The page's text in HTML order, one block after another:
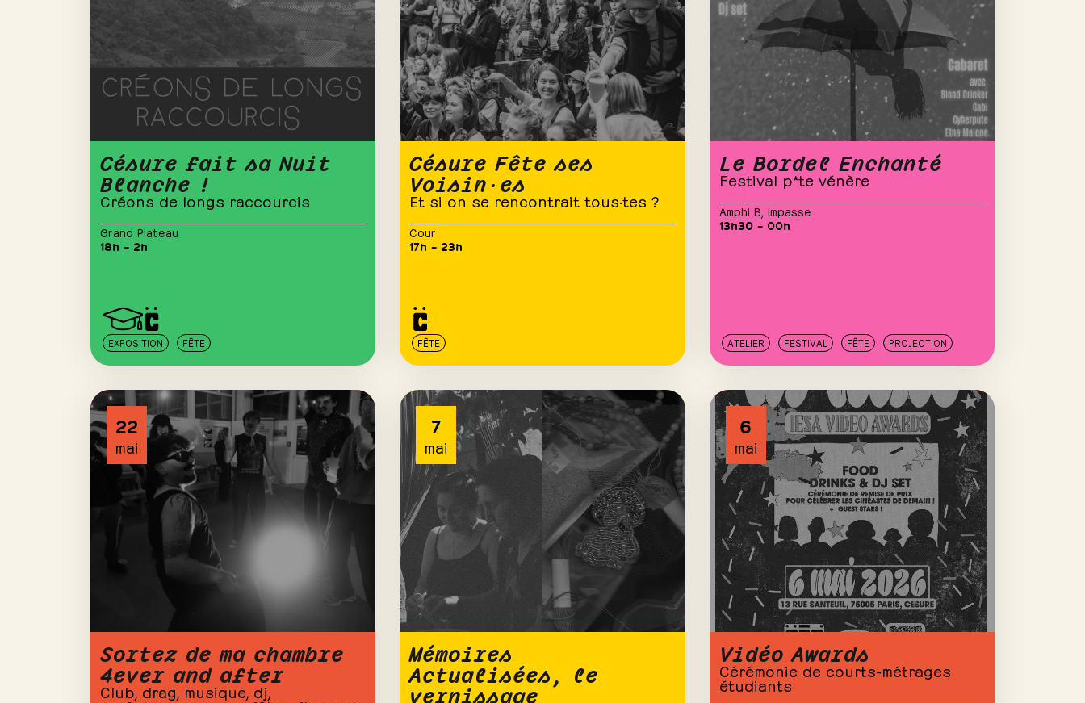
Césure fait sa Nuit
Blanche !
Créons de longs raccourcis
Grand Plateau
18h – 2h
EXPOSITION FÊTE
Césure Fête ses
Voisin·es
Et si on se rencontrait tous·tes ?
Cour
17h – 23h
FÊTE
Le Bordel Enchanté
Festival p*te vénère
Amphi B Impasse
13h30 – 00h
ATELIER FESTIVAL FÊTE PROJECTION
22
mai
Sortez de ma chambre
4ever and after
Club, drag, musique, dj,
7
mai
Mémoires
Actualisées, le
vernissage
6
mai
Vidéo Awards
Cérémonie de courts-métrages
étudiants